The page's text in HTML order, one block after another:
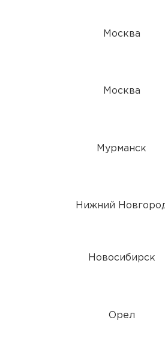
Москва
Москва
Мурманск
Нижний
Новосибирск
Орел